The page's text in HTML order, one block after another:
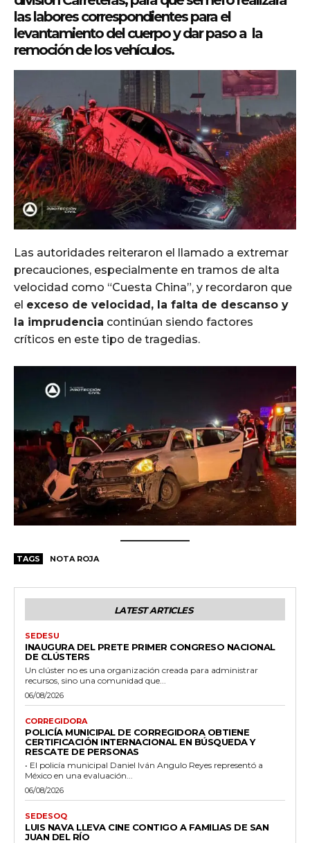
las labores correspondientes para el
levantamiento del cuerpo y dar paso a la
remoción de los vehículos.
Las autoridades reiteraron el llamado a extremar
precauciones, especialmente en tramos de alta
velocidad como “Cuesta China”, y recordaron que
el exceso de velocidad, la falta de descanso y
la imprudencia continúan siendo factores
críticos en este tipo de tragedias.
TAGS NOTA ROJA
LATEST ARTICLES
SEDESU
INAUGURA DEL PRETE PRIMER CONGRESO NACIONAL
DE CLÚSTERS
Un clúster no es una organización creada para administrar
recursos, sino una comunidad que...
06/08/2026
CORREGIDORA
POLICÍA MUNICIPAL DE CORREGIDORA OBTIENE
CERTIFICACIÓN INTERNACIONAL EN BÚSQUEDA Y
RESCATE DE PERSONAS
• El policía municipal Daniel Iván Angulo Reyes representó a
México en una evaluación...
06/08/2026
SEDESOQ
LUIS NAVA LLEVA CINE CONTIGO A FAMILIAS DE SAN
JUAN DEL RÍO